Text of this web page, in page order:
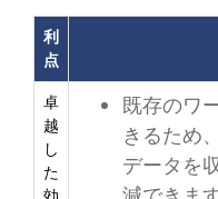
利
点
卓
越
し
た
既存のワ
きるため
データを